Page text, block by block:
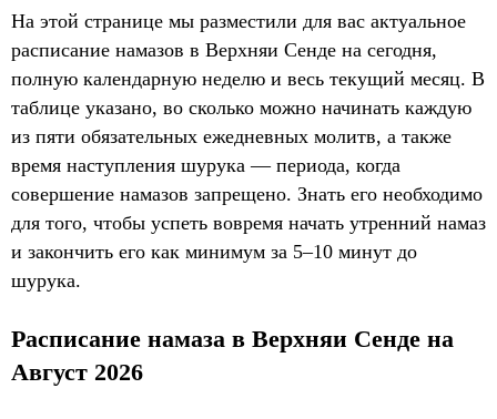
На этой странице мы разместили для вас актуальное
расписание намазов в Верхняи Сенде на сегодня,
полную календарную неделю и весь текущий месяц. В
таблице указано, во сколько можно начинать каждую
из пяти обязательных ежедневных молитв, а также
время наступления шурука — периода, когда
совершение намазов запрещено. Знать его необходимо
для того, чтобы успеть вовремя начать утренний намаз
и закончить его как минимум за 5–10 минут до
шурука.
Расписание намаза в Верхняи Сенде на
Август 2026